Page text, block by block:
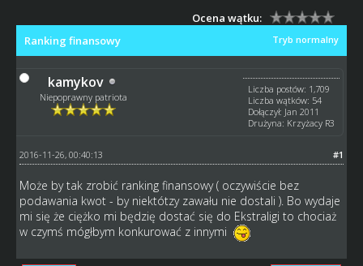
Ocena wątku:
Tryb normalny
Ranking finansowy
kamykov
Niepoprawny patriota
Liczba postów: 1,709
Liczba wątków: 54
Dołączył: Jan 2011
Drużyna: Krzyżacy R3
#1
2016-11-26, 00:40:13
Może by tak zrobić ranking finansowy ( oczywiście bez
podawania kwot - by niektótzy zawału nie dostali ). Bo wydaje
mi się że ciężko mi będzię dostać się do Ekstraligi to chociaż
w czymś mógłbym konkurować z innymi